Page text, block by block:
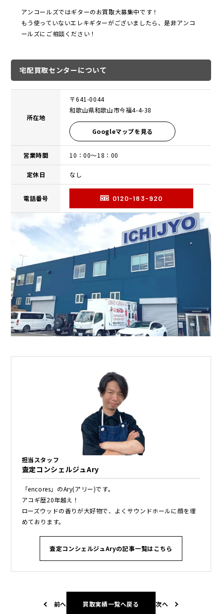
アンコールズではギターのお買取大募集中です！
もう使っていないエレキギターがございましたら、是非アンコ
ールズにご相談ください！
宅配買取センターについて
所在地
〒641-0044
和歌山県和歌山市今福4-4-38
Googleマップを見る
営業時間 10：00〜18：00
定休日 なし
電話番号 0120-183-920
担当スタッフ
査定コンシェルジュAry
「encores」のAry(アリー)です。
アコギ歴20年越え！
ローズウッドの香りが大好物で、よくサウンドホールに顔を埋
めております。
査定コンシェルジュAryの記事一覧はこちら
前へ 買取実績一覧へ戻る 次へ